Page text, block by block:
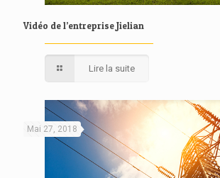
Vidéo de l’entreprise Jielian
Lire la suite
Mai 27, 2018